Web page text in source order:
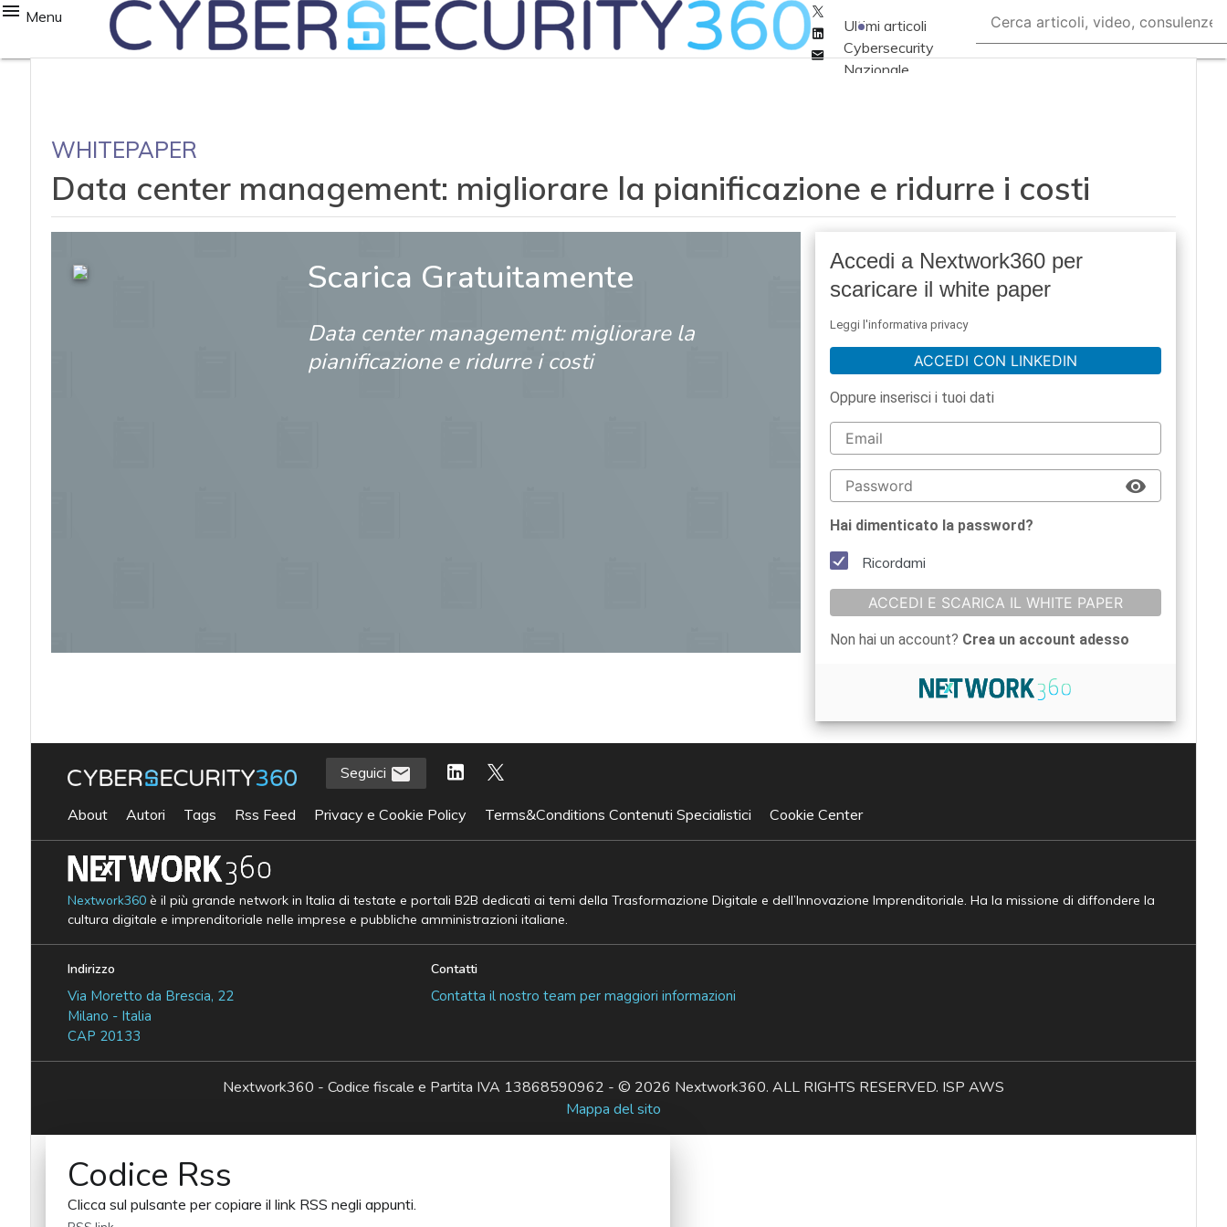
Menu
Linkedin
Email
Ultimi articoli
Cybersecurity
Nazionale
Soluzioni aziendali
Cultura cyber
analisi Cyber
sicurezza e privacy
Chi siamo
WHITEPAPER
Data center management: migliorare la pianificazione e ridurre i costi
Scarica Gratuitamente
Data center management: migliorare la
pianificazione e ridurre i costi
Accedi a Nextwork360 per
scaricare il white paper
Leggi l'informativa privacy
ACCEDI CON LINKEDIN
Oppure inserisci i tuoi dati
Hai dimenticato la password?
Ricordami
ACCEDI E SCARICA IL WHITE PAPER
Non hai un account? Crea un account adesso
Seguici
About Autori Tags Rss Feed Privacy e Cookie Policy Terms&Conditions Contenuti Specialistici Cookie Center
Nextwork360è il più grande network in Italia di testate e portali B2B dedicati ai temi della Trasformazione Digitale e dell’Innovazione Imprenditoriale. Ha la missione di diffondere la
cultura digitale e imprenditoriale nelle imprese e pubbliche amministrazioni italiane.
Indirizzo
Via Moretto da Brescia, 22
Milano - Italia
CAP 20133
Contatti
Contatta il nostro team per maggiori informazioni
Nextwork360 - Codice fiscale e Partita IVA 13868590962 - © 2026 Nextwork360. ALL RIGHTS RESERVED. ISP AWS
Mappa del sito
Codice Rss
Clicca sul pulsante per copiare il link RSS negli appunti.